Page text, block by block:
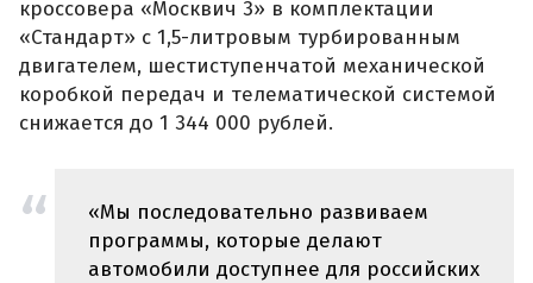
кроссовера «Москвич 3» в комплектации
«Стандарт» с 1,5-литровым турбированным
двигателем, шестиступенчатой механической
коробкой передач и телематической системой
снижается до 1 344 000 рублей.
«Мы последовательно развиваем
программы, которые делают
автомобили доступнее для российских